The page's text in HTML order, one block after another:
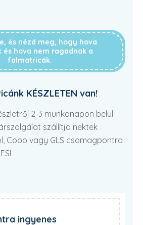
és nézd meg, hogy hova
és hova nem ragadnak a
falmatricák.
KÉSZLETEN van!
2-3 munkanapon belül
szállítja nektek
Coop vagy GLS csomagpontra
ingyenes